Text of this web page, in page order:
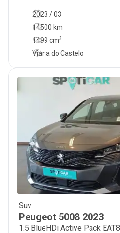
2023 / 03
14500 km
1499 cm3
Viana do Castelo
Suv
Peugeot 5008 2023
1.5 BlueHDi Active Pack EAT8